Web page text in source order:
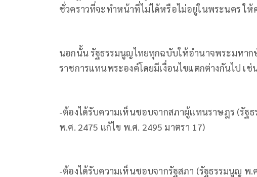
ชั่วคราวที่จะทำหน้าที่ไม่ได้หรือไม่อยู่ในพระนคร ใ
นอกนั้น รัฐธรรมนูญไทยทุกฉบับให้อำนาจพระมหาก
ราชการแทนพระองค์โดยมีเงื่อนไขแตกต่างกันไป เช่
-ต้องได้รับความเห็นชอบจากสภาผู้แทนราษฎร (รัฐ
พ.ศ. 2475 แก้ไข พ.ศ. 2495 มา
-ต้องได้รับความเห็นชอบจากรัฐสภา (รัฐธรรมนูญ พ.